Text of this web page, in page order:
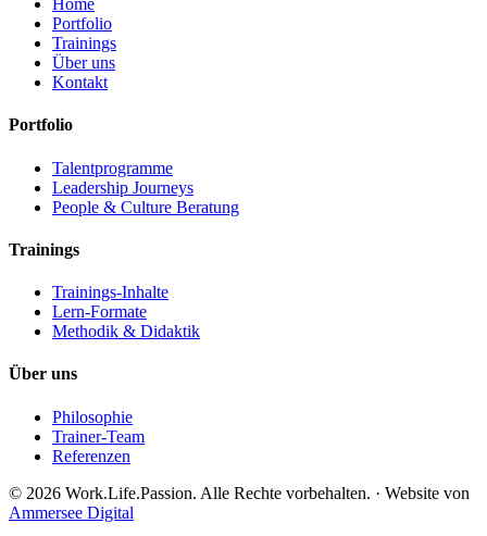
Home
Portfolio
Trainings
Über uns
Kontakt
Portfolio
Talentprogramme
Leadership Journeys
People & Culture Beratung
Trainings
Trainings-Inhalte
Lern-Formate
Methodik & Didaktik
Über uns
Philosophie
Trainer-Team
Referenzen
© 2026 Work.Life.Passion. Alle Rechte vorbehalten. · Website von
Ammersee Digital